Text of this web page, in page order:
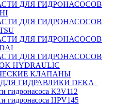
ДЛЯ ГИДРОНАСОСОВ
ДЛЯ ГИДРОНАСОСОВ
ДЛЯ ГИДРОНАСОСОВ
ДЛЯ ГИДРОНАСОСОВ
HYDRAULIC
КЛАПАНЫ
ГИДРАВЛИКИ DEKA
гидронасоса K3V112
гидронасоса HPV145